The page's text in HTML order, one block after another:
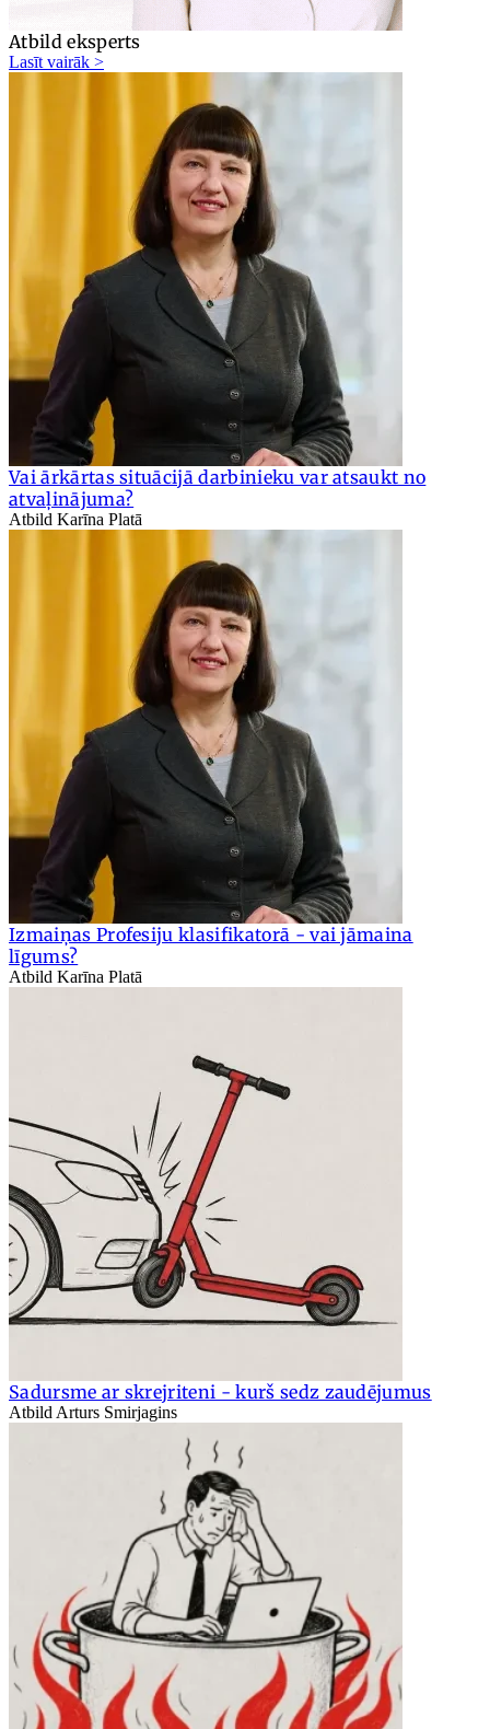
Atbild eksperts
Lasīt vairāk >
Vai ārkārtas situācijā darbinieku var atsaukt no
atvaļinājuma?
Atbild Karīna Platā
Izmaiņas Profesiju klasifikatorā - vai jāmaina
līgums?
Atbild Karīna Platā
Sadursme ar skrejriteni - kurš sedz zaudējumus
Atbild Arturs Smirjagins